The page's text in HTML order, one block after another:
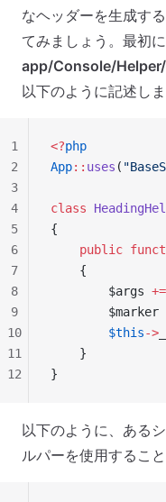
なヘッダーを生成す
てみましょう。最初に
app/Console/
以下のように記述し
<?php
App:: uses (
class
{
    public
    {
        $args
+=
        $marker
        $this
->
    }
}
1
2
3
4
5
6
7
8
9
10
11
12
以下のように、ある
ルパーを使用するこ